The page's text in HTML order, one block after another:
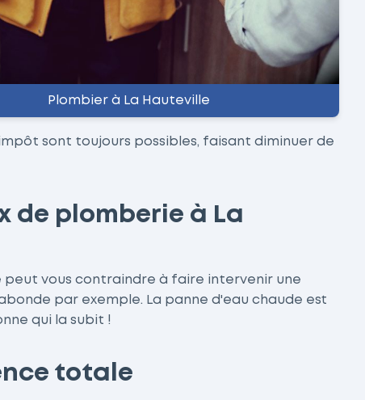
Plombier à La Hauteville
sont toujours possibles, faisant diminuer de
de plomberie à La
peut vous contraindre à faire intervenir une
par exemple. La panne d'eau chaude est
qui la subit !
totale